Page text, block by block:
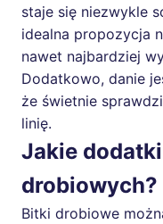
staje się niezwykle
idealna propozycja
nawet najbardziej
Dodatkowo, danie
że świetnie
linię.
Jakie
drobiowych?
Bitki drobiowe